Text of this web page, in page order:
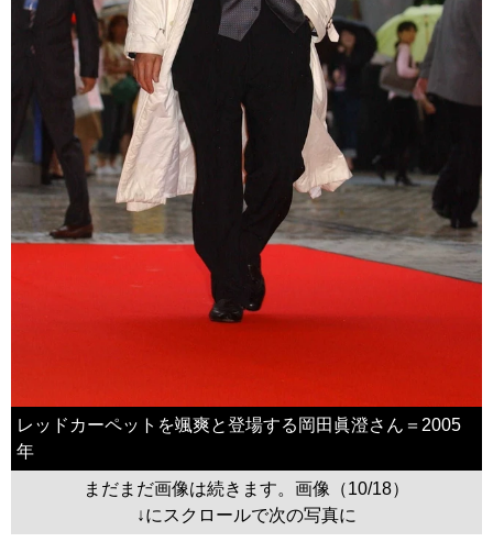
レッドカーペットを颯爽と登場する岡田眞澄さん＝2005
年
まだまだ画像は続きます。画像（10/18）
↓にスクロールで次の写真に